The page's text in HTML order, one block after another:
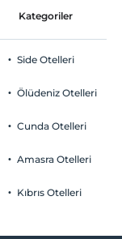
Kategoriler
Side Otelleri
Ölüdeniz Otelleri
Cunda Otelleri
Amasra Otelleri
Kıbrıs Otelleri